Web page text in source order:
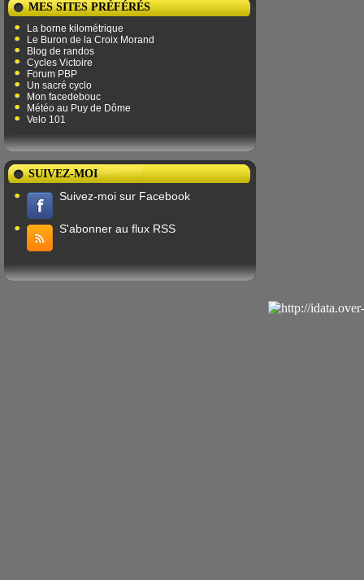
MES SITES PRÉFÉRÉS
La borne kilométrique
Le Buron de la Croix Morand
Blog de randos
Cycles Victoire
Forum PBP
Un sacré cyclo
Mon facedebouc
Météo au Puy de Dôme
Velo 101
SUIVEZ-MOI
Suivez-moi sur Facebook
S'abonner au flux RSS